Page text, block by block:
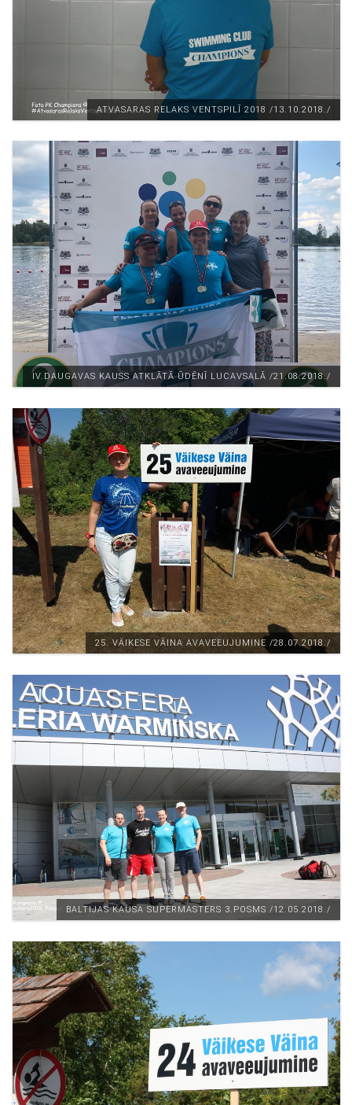
ATVASARAS RELAKS VENTSPILĪ 2018 /13.10.2018./
IV.DAUGAVAS KAUSS ATKLĀTĀ ŪDĒNĪ LUCAVSALĀ /21.08.2018./
25. VÄIKESE VÄINA AVAVEEUJUMINE /28.07.2018./
BALTIJAS KAUSA SUPERMASTERS 3.POSMS /12.05.2018./